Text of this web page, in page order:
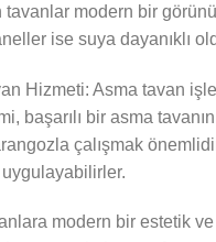
tavanlar modern bir
ise suya dayanıklı
Hizmeti: Asma tavan
başarılı bir asma
çalışmak
modern bir estetik